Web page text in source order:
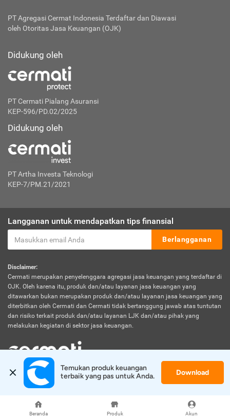
Beranda Produk Akun
PT Agregasi Cermat Indonesia Terdaftar dan Diawasi
oleh Otoritas Jasa Keuangan (OJK)
Didukung oleh
PT Cermati Pialang Asuransi
KEP-596/PD.02/2025
Didukung oleh
PT Artha Investa Teknologi
KEP-7/PM.21/2021
Langganan untuk mendapatkan tips finansial
Berlangganan
Disclaimer:
Cermati merupakan penyelenggara agregasi jasa keuangan yang terdaftar di
OJK. Oleh karena itu, produk dan/atau layanan jasa keuangan yang
ditawarkan bukan merupakan produk dan/atau layanan jasa keuangan yang
diterbitkan oleh Cermati dan Cermati tidak bertanggung jawab atas tuntutan
dan risiko terkait produk dan/atau layanan LJK dan/atau pihak yang
melakukan kegiatan di sektor jasa keuangan.
© 2026 Cermati. All Rights Reserved.
Temukan produk keuangan
terbaik yang pas untuk Anda.
Download